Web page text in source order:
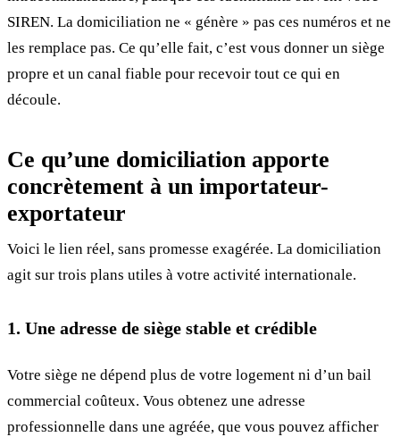
SIREN. La domiciliation ne « génère » pas ces numéros et ne
les remplace pas. Ce qu’elle fait, c’est vous donner un siège
propre et un canal fiable pour recevoir tout ce qui en
découle.
Ce qu’une domiciliation apporte
concrètement à un importateur-
exportateur
Voici le lien réel, sans promesse exagérée. La domiciliation
agit sur trois plans utiles à votre activité internationale.
1. Une adresse de siège stable et crédible
Votre siège ne dépend plus de votre logement ni d’un bail
commercial coûteux. Vous obtenez une adresse
professionnelle dans une agréée, que vous pouvez afficher